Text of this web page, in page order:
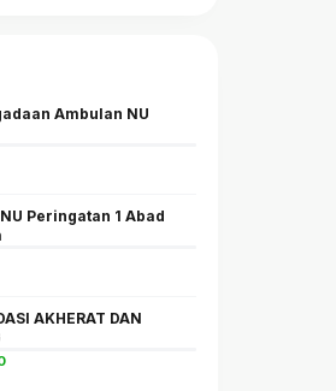
Ambulan NU
Peringatan 1 Abad
AKHERAT DAN